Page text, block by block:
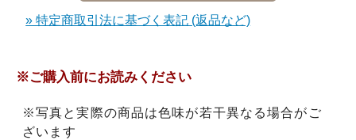
» 特定商取引法に基づく表記 (返品など)
※ご購入前にお読みください
※写真と実際の商品は色味が若干異なる場合がご
ざいます